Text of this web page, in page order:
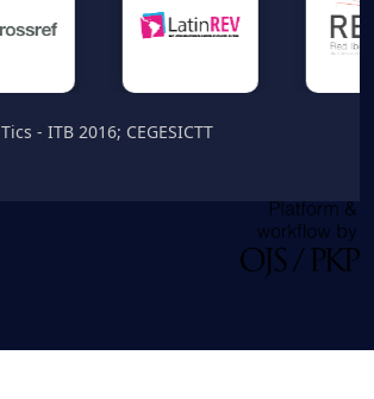
Tics - ITB 2016; CEGESICTT